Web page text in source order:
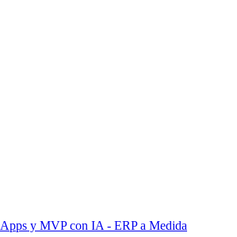
y MVP con IA - ERP a Medida